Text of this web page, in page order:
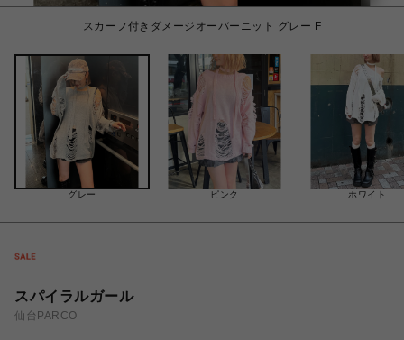
スカーフ付きダメージオーバーニット グレー F
グレー ピンク ホワイト
スパイラルガール
仙台PARCO